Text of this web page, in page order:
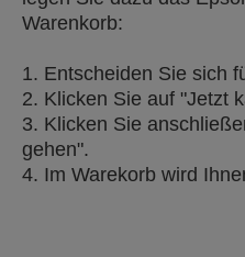
Warenkorb:
1. Entscheiden Sie sich
2. Klicken Sie auf "Jetzt
3. Klicken Sie
gehen".
4. Im Warekorb wird